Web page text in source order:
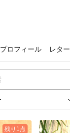
プロフィール レター
残り1点